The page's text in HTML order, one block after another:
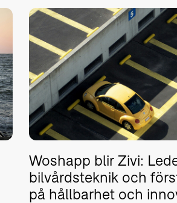
Woshapp blir Zivi:
bilvårdsteknik och
på hållbarhet och